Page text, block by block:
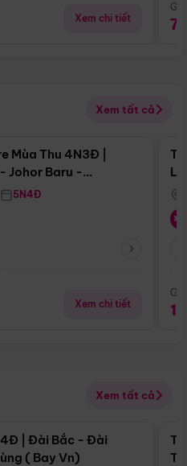
Xem chi tiết
Xem tất cả
Điểm nổi bật
Mùa Thu 4N3Đ |
Johor Baru -
5N4Đ
Xem chi tiết
Xem tất cả
Điểm nổi bật
| Đài Bắc - Đài
( Bay Vn)